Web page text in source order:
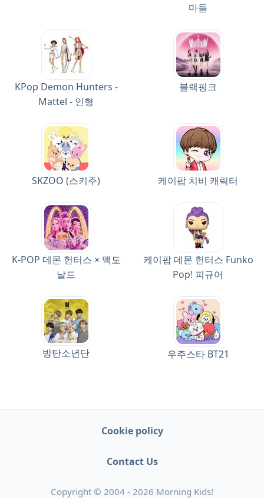
마들
KPop Demon Hunters -
Mattel - 인형
블랙핑크
SKZOO (스키주) 케이팝 치비 캐릭터
K-POP 데몬 헌터스 × 맥도
날드
케이팝 데몬 헌터스 Funko
Pop! 피규어
방탄소년단 우주스타 BT21
Cookie policy
Contact Us
Copyright © 2004 - 2026 Morning Kids!